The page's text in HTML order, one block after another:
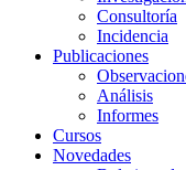
Consultoría
Incidencia
Publicaciones
Análisis
Informes
Cursos
Novedades